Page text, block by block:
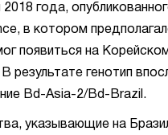
2018 года,
в котором
появиться на Корейском
результате генотип
Bd-Asia-2/Bd-Brazil.
указывающие на